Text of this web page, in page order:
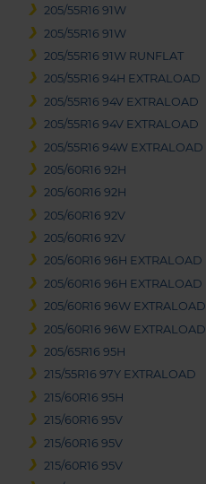
205/55R16 91W
205/55R16 91W
205/55R16 91W RUNFLAT
205/55R16 94H EXTRALOAD
205/55R16 94V EXTRALOAD
205/55R16 94V EXTRALOAD
205/55R16 94W EXTRALOAD
205/60R16 92H
205/60R16 92H
205/60R16 92V
205/60R16 92V
205/60R16 96H EXTRALOAD
205/60R16 96H EXTRALOAD
205/60R16 96W EXTRALOAD
205/60R16 96W EXTRALOAD
205/65R16 95H
215/55R16 97Y EXTRALOAD
215/60R16 95H
215/60R16 95V
215/60R16 95V
215/60R16 95V